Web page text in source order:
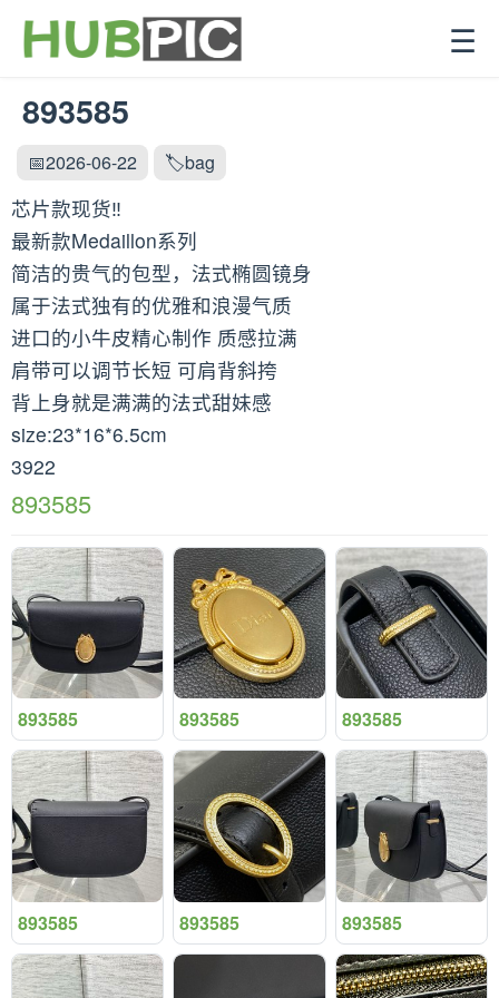
☰
893585
📅2026-06-22 🏷️bag
芯片款现货‼️
最新款Medaillon系列
简洁的贵气的包型，法式椭圆镜身
属于法式独有的优雅和浪漫气质
进口的小牛皮精心制作 质感拉满
肩带可以调节长短 可肩背斜挎
背上身就是满满的法式甜妹感
size:23*16*6.5cm
3922
893585
893585 893585 893585
893585 893585 893585